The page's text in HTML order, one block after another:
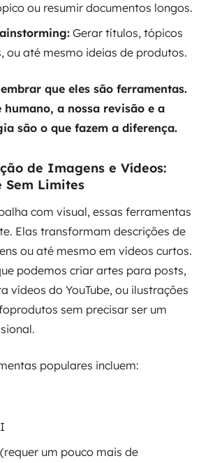
ou resumir documentos longos.
Gerar títulos, tópicos
ou até mesmo ideias de produtos.
que eles são ferramentas.
humano, a nossa revisão e a
são o que fazem a diferença.
de Imagens e Vídeos:
Limites
com visual, essas ferramentas
Elas transformam descrições de
ou até mesmo em vídeos curtos.
podemos criar artes para posts,
vídeos do YouTube, ou ilustrações
sem precisar ser um
populares incluem:
um pouco mais de